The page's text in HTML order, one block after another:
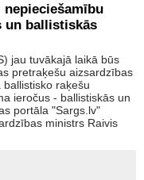
un ballistiskās
jau tuvākajā laikā būs
pretraķešu aizsardzības
raķešu
ieročus - ballistiskās un
portāla "Sargs.lv"
ministrs Raivis